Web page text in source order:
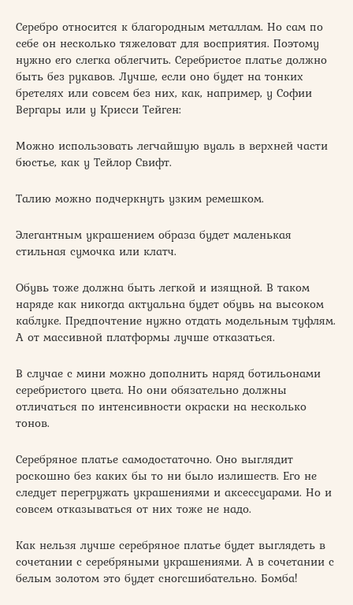
Серебро относится к благородным металлам. Но сам по
себе он несколько тяжеловат для восприятия. Поэтому
нужно его слегка облегчить. Серебристое платье должно
быть без рукавов. Лучше, если оно будет на тонких
бретелях или совсем без них, как, например, у Софии
Вергары или у Крисси Тейген:
Можно использовать легчайшую вуаль в верхней части
бюстье, как у Тейлор Свифт.
Талию можно подчеркнуть узким ремешком.
Элегантным украшением образа будет маленькая
стильная сумочка или клатч.
Обувь тоже должна быть легкой и изящной. В таком
наряде как никогда актуальна будет обувь на высоком
каблуке. Предпочтение нужно отдать модельным туфлям.
А от массивной платформы лучше отказаться.
В случае с мини можно дополнить наряд ботильонами
серебристого цвета. Но они обязательно должны
отличаться по интенсивности окраски на несколько
тонов.
Серебряное платье самодостаточно. Оно выглядит
роскошно без каких бы то ни было излишеств. Его не
следует перегружать украшениями и аксессуарами. Но и
совсем отказываться от них тоже не надо.
Как нельзя лучше серебряное платье будет выглядеть в
сочетании с серебряными украшениями. А в сочетании с
белым золотом это будет сногсшибательно. Бомба!